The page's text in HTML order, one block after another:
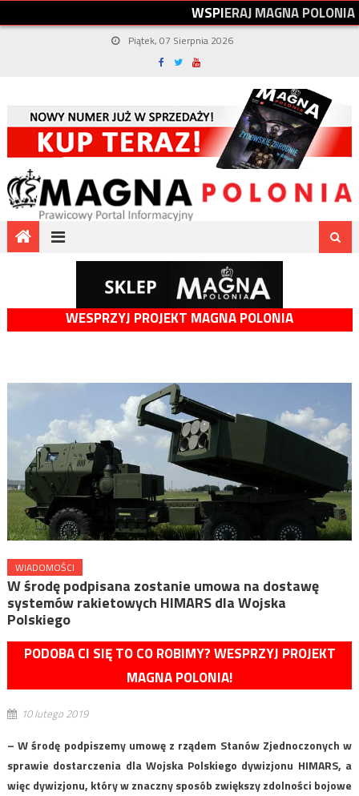
WSPIERAJMAGNAPOLONIA
Piątek, 07 Sierpnia 2026
WESPRZYJ PROJEKT MAGNA POLONIA
WIADOMOŚCI
W środę podpisana zostanie umowa na dostawę
systemów rakietowych HIMARS dla Wojska
Polskiego
PODOBA CI SIĘ TO CO ROBIMY? WESPRZYJ PROJEKT
MAGNA POLONIA!
10 lutego 2019
– W środę podpiszemy umowę z rządem Stanów Zjednoczonych w
sprawie dostarczenia dla Wojska Polskiego dywizjonu HIMARS, a
więc dywizjonu, który w znaczny sposób zwiększy zdolności bojowe